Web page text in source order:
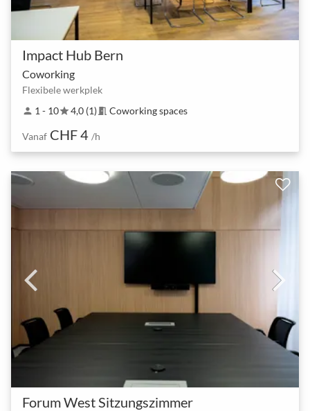
Impact Hub Bern
Coworking
Flexibele werkplek
person 1 - 10star4,0 (1) meeting_room Coworking spaces
Vanaf CHF 4 /h
Forum West Sitzungszimmer